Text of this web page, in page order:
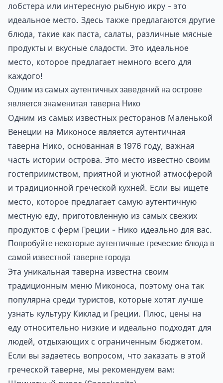
лобстера или интересную рыбную икру - это
идеальное место. Здесь также предлагаются другие
блюда, такие как паста, салаты, различные мясные
продукты и вкусные сладости. Это идеальное
место, которое предлагает немного всего для
каждого!
Одним из самых аутентичных заведений на острове
является знаменитая таверна Нико
Одним из самых известных ресторанов Маленькой
Венеции на Миконосе является аутентичная
таверна Нико, основанная в 1976 году, важная
часть истории острова. Это место известно своим
гостеприимством, приятной и уютной атмосферой
и традиционной греческой кухней. Если вы ищете
место, которое предлагает самую аутентичную
местную еду, приготовленную из самых свежих
продуктов с ферм Греции - Нико идеально для вас.
Попробуйте некоторые аутентичные греческие блюда в
самой известной таверне города
Эта уникальная таверна известна своим
традиционным меню Миконоса, поэтому она так
популярна среди туристов, которые хотят лучше
узнать культуру Киклад и Греции. Плюс, цены на
еду относительно низкие и идеально подходят для
людей, отдыхающих с ограниченным бюджетом.
Если вы задаетесь вопросом, что заказать в этой
греческой таверне, мы рекомендуем вам: